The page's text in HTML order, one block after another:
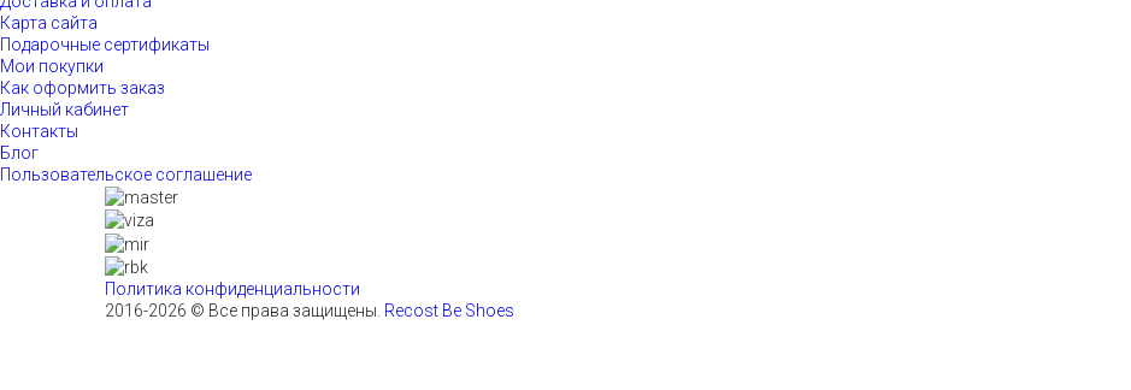
Карта сайта
Подарочные сертификаты
Мои покупки
Как оформить заказ
Личный кабинет
Контакты
Блог
Пользовательское соглашение
Политика конфиденциальности
2016-2026 © Все права защищены. Recost Be Shoes